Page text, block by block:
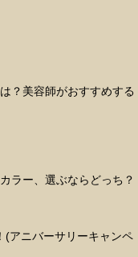
？美容師がおすすめする
ラー、選ぶならどっち？
(アニバーサリーキャンペ